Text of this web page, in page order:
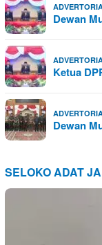
Dewan
Ketua
Dewan
SELOKO ADAT